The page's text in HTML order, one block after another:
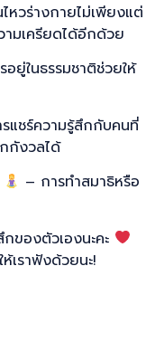
หวร่างกายไม่เพียงแต่
มเครียดได้อีกด้วย
อยู่ในธรรมชาติช่วยให้
แชร์ความรู้สึกกับคนที่
กังวลได้
– การทำสมาธิหรือ
ของตัวเองนะคะ
เราฟังด้วยนะ!